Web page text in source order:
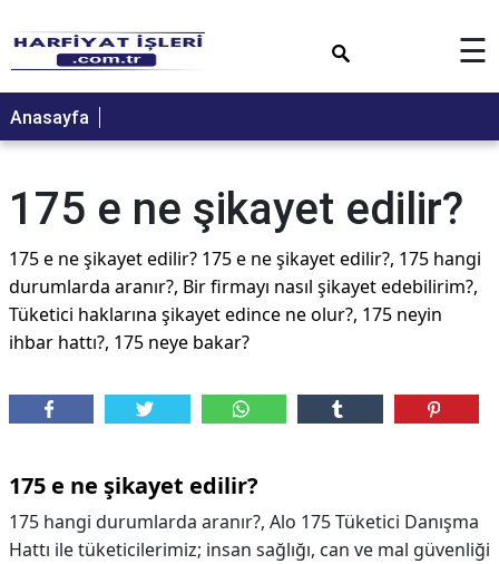
☰
Anasayfa
175 e ne şikayet edilir?
175 e ne şikayet edilir? 175 e ne şikayet edilir?, 175 hangi
durumlarda aranır?, Bir firmayı nasıl şikayet edebilirim?,
Tüketici haklarına şikayet edince ne olur?, 175 neyin
ihbar hattı?, 175 neye bakar?
175 e ne şikayet edilir?
175 hangi durumlarda aranır?, Alo 175 Tüketici Danışma
Hattı ile tüketicilerimiz; insan sağlığı, can ve mal güvenliği